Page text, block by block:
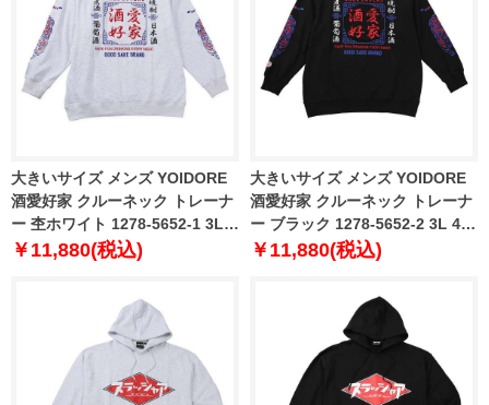
大きいサイズ メンズ YOIDORE
酒愛好家 クルーネック トレーナ
ー 杢ホワイト 1278-5652-1 3L
4L 5L 6L
￥11,880(税込)
大きいサイズ メンズ YOIDORE
酒愛好家 クルーネック トレーナ
ー ブラック 1278-5652-2 3L 4L
5L 6L
￥11,880(税込)